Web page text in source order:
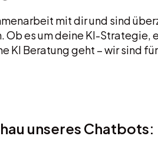
mit dir und sind
Ob es um deine KI-Strategie,
KI Beratung geht – wir sind
unseres Chatbots: